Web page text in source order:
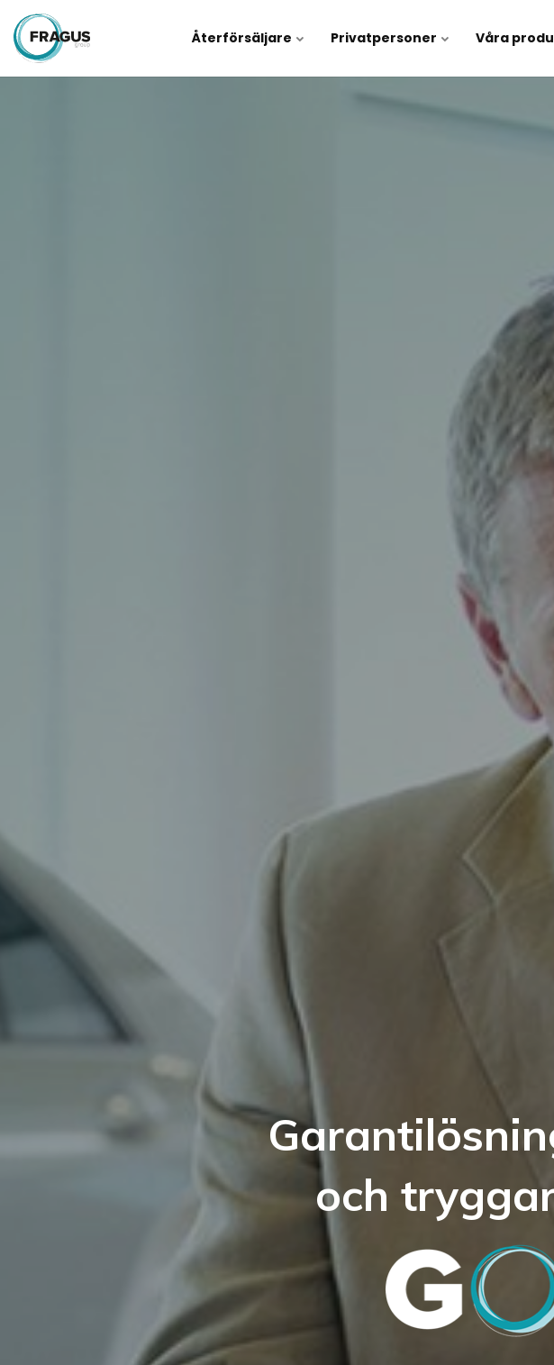
Återförsäljare Privatpersoner Våra
och